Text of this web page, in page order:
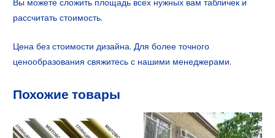
Вы можете сложить площадь всех нужных вам табличек и
рассчитать стоимость.
Цена без стоимости дизайна. Для более точного
ценообразования свяжитесь с нашими менеджерами.
Похожие товары